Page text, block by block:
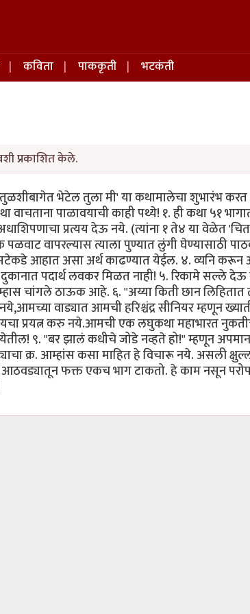
कविता पाककृती
भटकंती
प्रकाशित केले.
'तुळशीबागेत भेटेल तुला मी' या कथामालेचा शुभारंभ
वाचताना पाळावयाची काही पथ्ये! १. ही कथा ५१
प्रत्यय देऊ नये. (त्यांना १ ते४ या वेळेत
वापरल्यास त्याला पुण्यात लुंगी घेण्यासाठी
आहात असा अर्थ काढण्यात येईल. ४. व्यनि
पदार्थ लवकर मिळत नाही! ५. रिकामे सल्ले देऊ
चांगले ठाऊक आहे. ६. "अय्या किती छान
वाड्यात आमची हरिश्चंद्र सीनियर म्हणून
प्रयत्न करु नये.आमची एक लघुकथा महाभारत
९. "बर झालं कधीचे जोडे नव्हते हो!" म्हणून
क्र. आम्हांस कसा माहित हे विचारू नये. असली
आठवड्यातून फक्त एकच भाग टाकतो. हे काम नसून